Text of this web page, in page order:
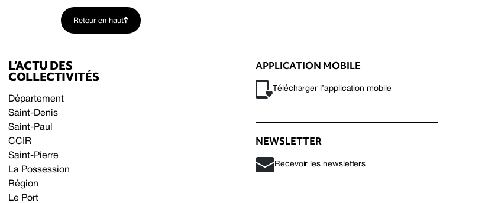
Retour en haut
L’ACTU DES
COLLECTIVITÉS
Département
Saint-Denis
Saint-Paul
CCIR
Saint-Pierre
La Possession
Région
Le Port
APPLICATION MOBILE
Télécharger l’application mobile
NEWSLETTER
Recevoir les newsletters